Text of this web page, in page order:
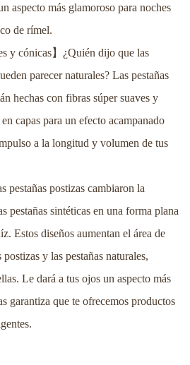
aspecto más glamoroso para noches
de rímel.
y cónicas】
¿Quién dijo que las
parecer naturales? Las pestañas
hechas con fibras súper suaves y
capas para un efecto acampanado
a la longitud y volumen de tus
pestañas postizas cambiaron la
pestañas sintéticas en una forma plana
Estos diseños aumentan el área de
y las pestañas naturales,
Le dará a tus ojos un aspecto más
garantiza que te ofrecemos productos